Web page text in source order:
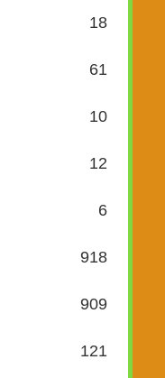
18
61
10
12
6
918
909
121